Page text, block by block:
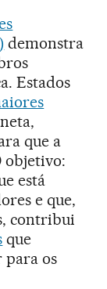
demonstra
Estados
que a
objetivo:
está
e que,
contribui
que
para os